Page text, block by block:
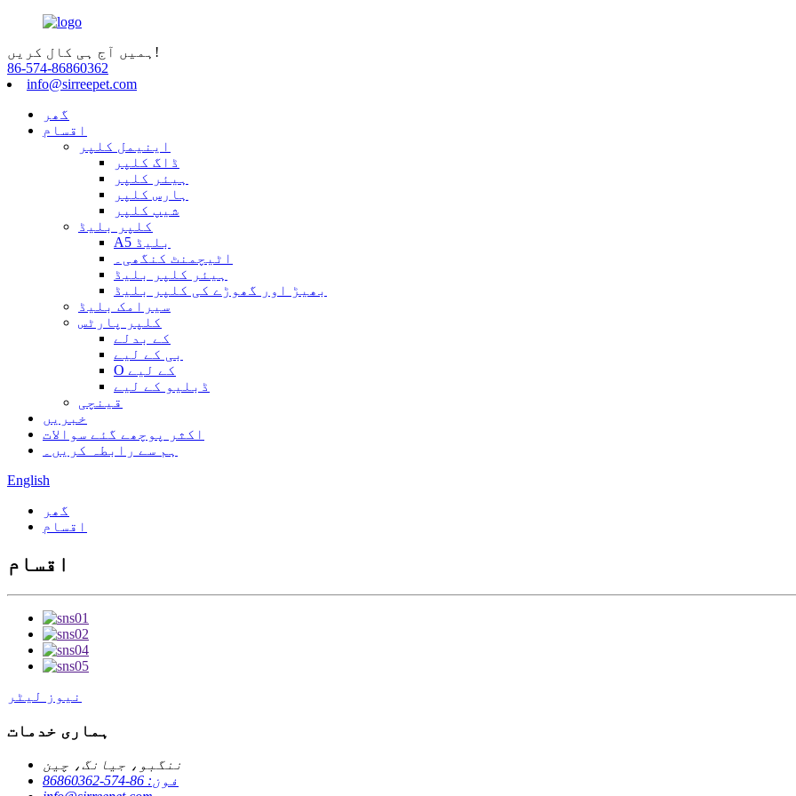
ہمیں آج ہی کال کریں!
86-574-86860362
info@sirreepet.com
گھر
اقسام
اینیمل کلپر
ڈاگ کلپر
ہیئر کلپر
ہارس کلپر
شیپ کلپر
کلپر بلیڈ
A5 بلیڈ
اٹیچمنٹ کنگھی۔
ہیئر کلپر بلیڈ
بھیڑ اور گھوڑے کی کلپر بلیڈ
سیرامک ​​بلیڈ
کلپر پارٹس
کے بدلے
بی کے لیے
O کے لیے
ڈبلیو کے لیے
قینچی
خبریں
اکثر پوچھے گئے سوالات
ہم سے رابطہ کریں۔
English
گھر
اقسام
اقسام
نیوز لیٹر
ہماری خدمات
ننگبو، جیانگ، چین
فون: 86-574-86860362